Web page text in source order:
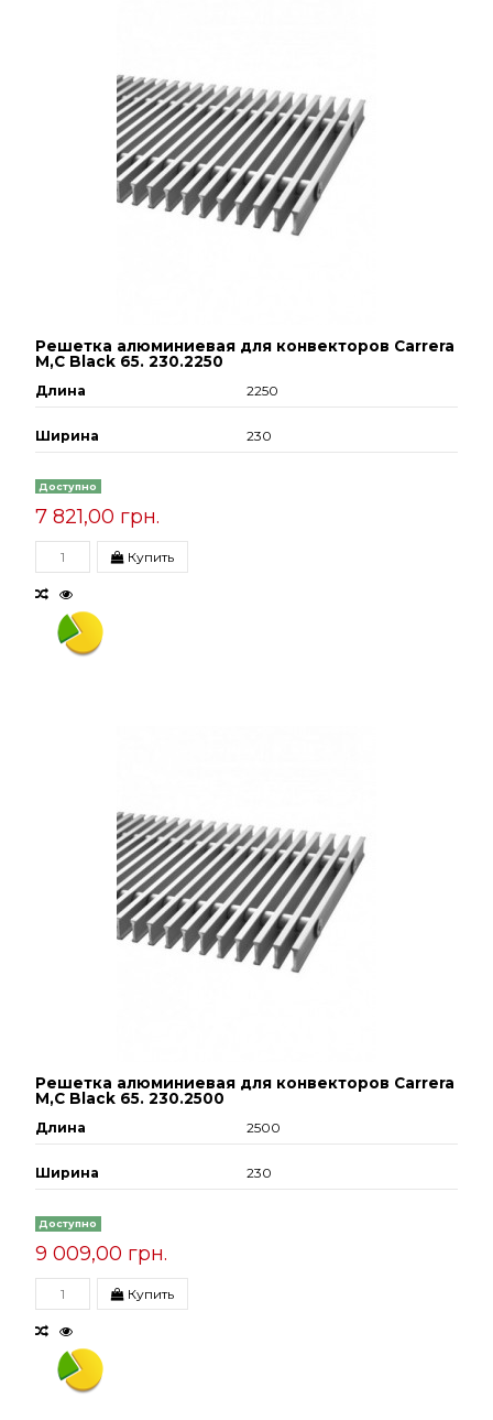
Решетка алюминиевая для конвекторов Carrera
М,С Black 65. 230.2250
Длина 2250
Ширина 230
Доступно
7 821,00 грн.
Купить
Решетка алюминиевая для конвекторов Carrera
М,С Black 65. 230.2500
Длина 2500
Ширина 230
Доступно
9 009,00 грн.
Купить